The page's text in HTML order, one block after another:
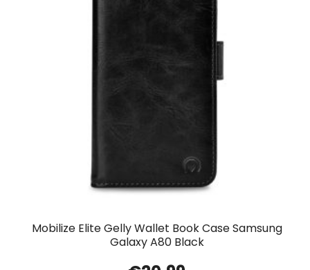
Mobilize Elite Gelly Wallet Book Case Samsung
Galaxy A80 Black